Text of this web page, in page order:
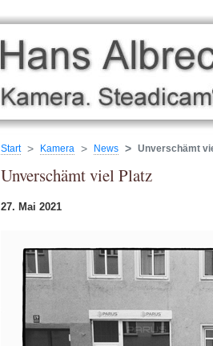
Start Kamera News Unverschämt
Unverschämt viel Platz
27. Mai 2021